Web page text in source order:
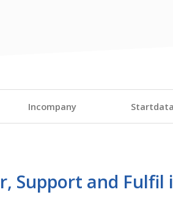
Incompany Startdata
Support and Fulfil